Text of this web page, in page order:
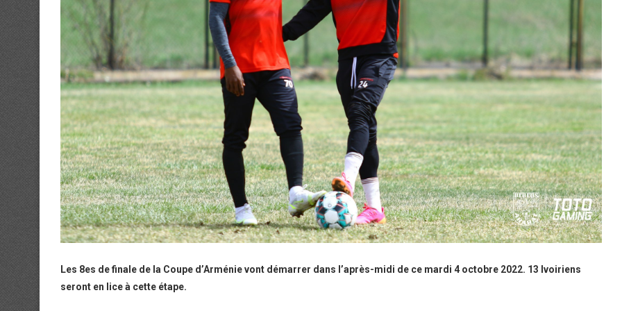
Les 8es de finale de la Coupe d’Arménie vont démarrer dans l’après-midi de ce mardi 4 octobre 2022. 13 Ivoiriens
seront en lice à cette étape.